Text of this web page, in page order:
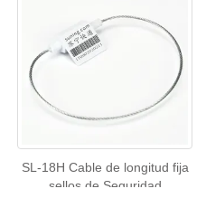
SL-18H Cable de longitud fija
sellos de Seguridad